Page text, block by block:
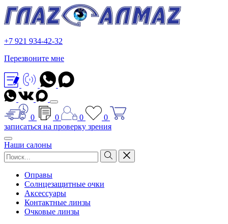
+7 921 934-42-32
Перезвоните мне
0 0 0
0
записаться на проверку зрения
Наши салоны
Оправы
Солнцезащитные очки
Аксессуары
Контактные линзы
Очковые линзы